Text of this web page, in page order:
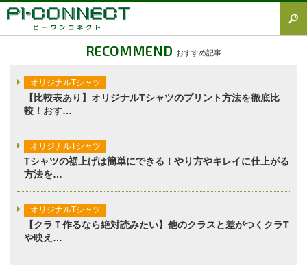
オリジナルTシャツ
オリジナルウェア
ブランド徹底解説
プラスワン
加工方法徹底解説
調査レポート
RECOMMEND おすすめ記事
オリジナルTシャツ
【比較表あり】オリジナルTシャツのプリント方法を徹底比
較！おす…
オリジナルTシャツ
Tシャツの裾上げは簡単にできる！やり方やキレイに仕上がる
方法を…
オリジナルTシャツ
【クラＴ作るなら絶対読みたい】他のクラスと差がつくクラT
や映え…